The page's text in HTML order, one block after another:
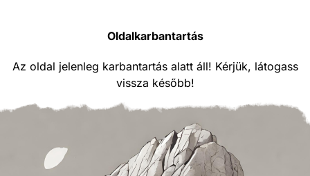
Oldalkarbantartás
Az oldal jelenleg karbantartás alatt áll! Kérjük, látogass
vissza később!